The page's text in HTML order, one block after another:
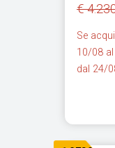
€
Se
10/08
dal 24/